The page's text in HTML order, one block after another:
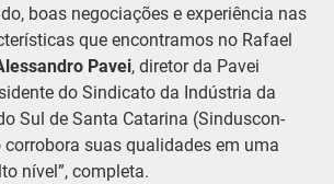
boas negociações e experiência nas
que encontramos no Rafael
Pavei, diretor da Pavei
do Sindicato da Indústria da
Sul de Santa Catarina (Sinduscon-
corrobora suas qualidades em uma
nível”, completa.